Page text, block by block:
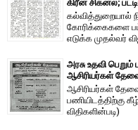
கல்வித்துறையால்
கோரிக்கைகளை
எடுக்க முதல்வர்
அரசு உதவி
ஆசிரியர்கள்
ஆசிரியர்கள் தேவை
பணியிடத்திற்கு
விதிகளின்படி)